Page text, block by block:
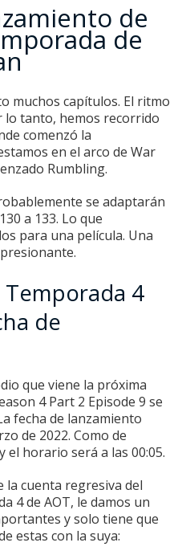
de
de
muchos capítulos. El ritmo
lo tanto, hemos recorrido
comenzó la
en el arco de War
Rumbling.
se adaptarán
a 133. Lo que
para una película. Una
4
de
que viene la próxima
4 Part 2 Episode 9 se
fecha de lanzamiento
de 2022. Como de
horario será a las 00:05.
la cuenta regresiva del
4 de AOT, le damos un
y solo tiene que
estas con la suya: